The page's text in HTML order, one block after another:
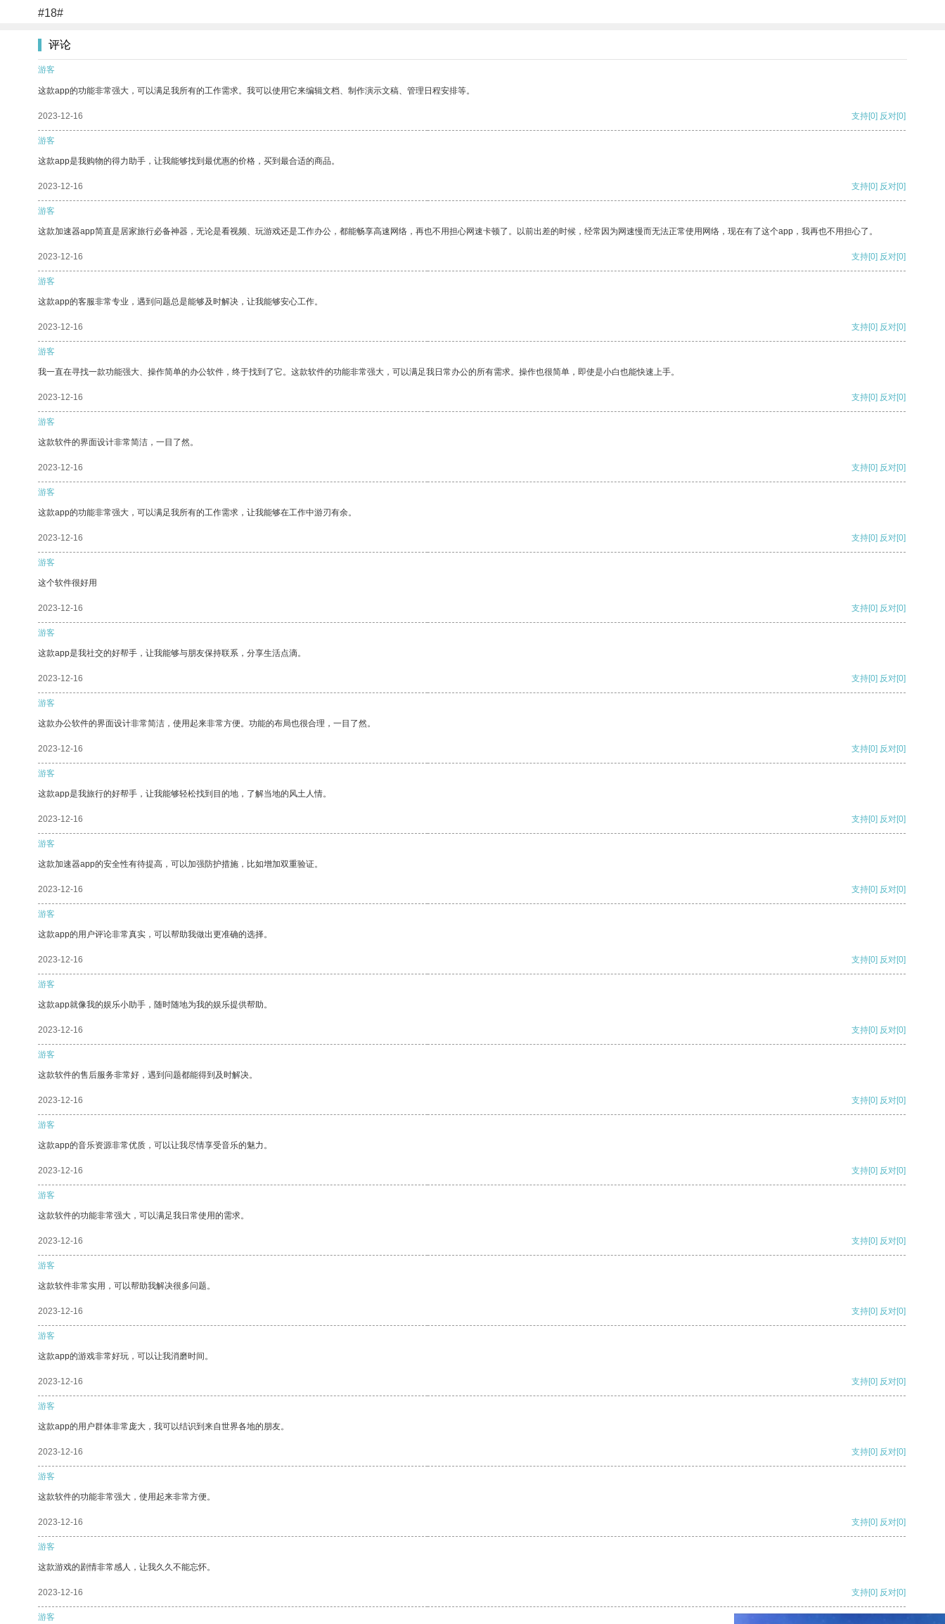
#18#
评论
游客
这款app的功能非常强大，可以满足我所有的工作需求。我可以使用它来编辑文档、制作演示文稿、管理日程安排等。
2023-12-16 支持[0] 反对[0]
游客
这款app是我购物的得力助手，让我能够找到最优惠的价格，买到最合适的商品。
2023-12-16 支持[0] 反对[0]
游客
这款加速器app简直是居家旅行必备神器，无论是看视频、玩游戏还是工作办公，都能畅享高速网络，再也不用担心网速卡顿了。以前出差的时候，经常因为网速慢而无法正常使用网络，现在有了这个app，我再也不用担心了。
2023-12-16 支持[0] 反对[0]
游客
这款app的客服非常专业，遇到问题总是能够及时解决，让我能够安心工作。
2023-12-16 支持[0] 反对[0]
游客
我一直在寻找一款功能强大、操作简单的办公软件，终于找到了它。这款软件的功能非常强大，可以满足我日常办公的所有需求。操作也很简单，即使是小白也能快速上手。
2023-12-16 支持[0] 反对[0]
游客
这款软件的界面设计非常简洁，一目了然。
2023-12-16 支持[0] 反对[0]
游客
这款app的功能非常强大，可以满足我所有的工作需求，让我能够在工作中游刃有余。
2023-12-16 支持[0] 反对[0]
游客
这个软件很好用
2023-12-16 支持[0] 反对[0]
游客
这款app是我社交的好帮手，让我能够与朋友保持联系，分享生活点滴。
2023-12-16 支持[0] 反对[0]
游客
这款办公软件的界面设计非常简洁，使用起来非常方便。功能的布局也很合理，一目了然。
2023-12-16 支持[0] 反对[0]
游客
这款app是我旅行的好帮手，让我能够轻松找到目的地，了解当地的风土人情。
2023-12-16 支持[0] 反对[0]
游客
这款加速器app的安全性有待提高，可以加强防护措施，比如增加双重验证。
2023-12-16 支持[0] 反对[0]
游客
这款app的用户评论非常真实，可以帮助我做出更准确的选择。
2023-12-16 支持[0] 反对[0]
游客
这款app就像我的娱乐小助手，随时随地为我的娱乐提供帮助。
2023-12-16 支持[0] 反对[0]
游客
这款软件的售后服务非常好，遇到问题都能得到及时解决。
2023-12-16 支持[0] 反对[0]
游客
这款app的音乐资源非常优质，可以让我尽情享受音乐的魅力。
2023-12-16 支持[0] 反对[0]
游客
这款软件的功能非常强大，可以满足我日常使用的需求。
2023-12-16 支持[0] 反对[0]
游客
这款软件非常实用，可以帮助我解决很多问题。
2023-12-16 支持[0] 反对[0]
游客
这款app的游戏非常好玩，可以让我消磨时间。
2023-12-16 支持[0] 反对[0]
游客
这款app的用户群体非常庞大，我可以结识到来自世界各地的朋友。
2023-12-16 支持[0] 反对[0]
游客
这款软件的功能非常强大，使用起来非常方便。
2023-12-16 支持[0] 反对[0]
游客
这款游戏的剧情非常感人，让我久久不能忘怀。
2023-12-16 支持[0] 反对[0]
游客